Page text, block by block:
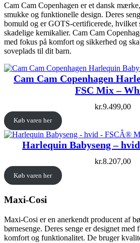
Cam Cam Copenhagen er et dansk
smukke og funktionelle design. Deres
bomuld og er GOTS-certificerede, hvilket
skadelige kemikalier. Cam Cam
med fokus på komfort og sikkerhed og
soveplads til dit barn.
Cam Cam Copenhagen
FSC Mix –
kr.9.499,00
Køb varen her
Harlequin Babyseng –
kr.8.207,00
Køb varen her
Maxi-Cosi
Maxi-Cosi er en anerkendt producent af
børnesenge. Deres senge er designet med
komfort og funktionalitet. De bruger